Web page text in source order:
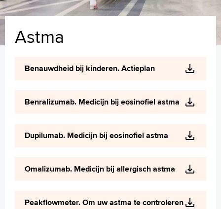
Language
English
Polski
Astma
Benauwdheid bij kinderen. Actieplan
Benralizumab. Medicijn bij eosinofiel astma
Dupilumab. Medicijn bij eosinofiel astma
Omalizumab. Medicijn bij allergisch astma
Peakflowmeter. Om uw astma te controleren